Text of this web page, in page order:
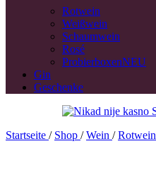
Rotwein
Weißwein
Schaumwein
Rosé
ProbierboxenNEU
Gin
Geschenke
Startseite / Shop / Wein / Rotwein